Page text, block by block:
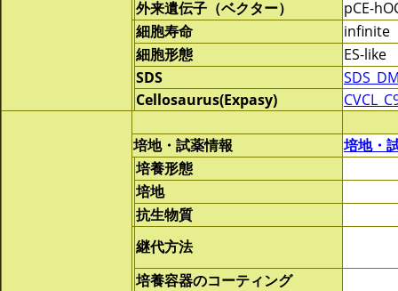
外来遺伝子（ベクター）
pCE-
細胞寿命
infinite
細胞形態
ES-like
SDS
Cellosaurus(Expasy)
培地・試薬情報
培地・
培養形態
培地
抗生物質
継代方法
培養容器のコーティング